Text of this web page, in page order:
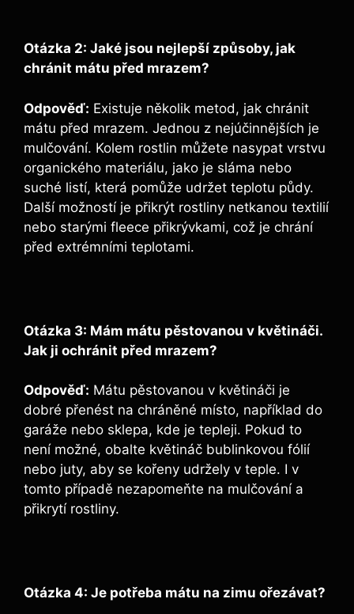
Otázka 2: Jaké jsou nejlepší způsoby, jak
chránit mátu před mrazem?
Odpověď: Existuje několik metod, jak chránit
mátu před mrazem. Jednou z nejúčinnějších je
mulčování. Kolem rostlin můžete nasypat vrstvu
organického materiálu, jako je sláma nebo
suché listí, která pomůže udržet teplotu půdy.
Další možností je přikrýt rostliny netkanou textilií
nebo starými fleece přikrývkami, což je chrání
před extrémními teplotami.
Otázka 3: Mám mátu pěstovanou v květináči.
Jak ji ochránit před mrazem?
Odpověď: Mátu pěstovanou v květináči je
dobré přenést na chráněné místo, například do
garáže nebo sklepa, kde je tepleji. Pokud to
není možné, obalte květináč bublinkovou fólií
nebo juty, aby se kořeny udržely v teple. I v
tomto případě nezapomeňte na mulčování a
přikrytí rostliny.
Otázka 4: Je potřeba mátu na zimu ořezávat?